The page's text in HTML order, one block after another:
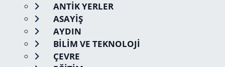
ANTİK YERLER
ASAYİŞ
AYDIN
BİLİM VE TEKNOLOJİ
ÇEVRE